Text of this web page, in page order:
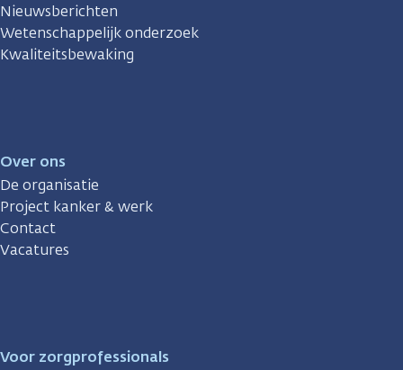
Nieuwsberichten
Wetenschappelijk onderzoek
Kwaliteitsbewaking
Over ons
De organisatie
Project kanker & werk
Contact
Vacatures
Voor zorgprofessionals